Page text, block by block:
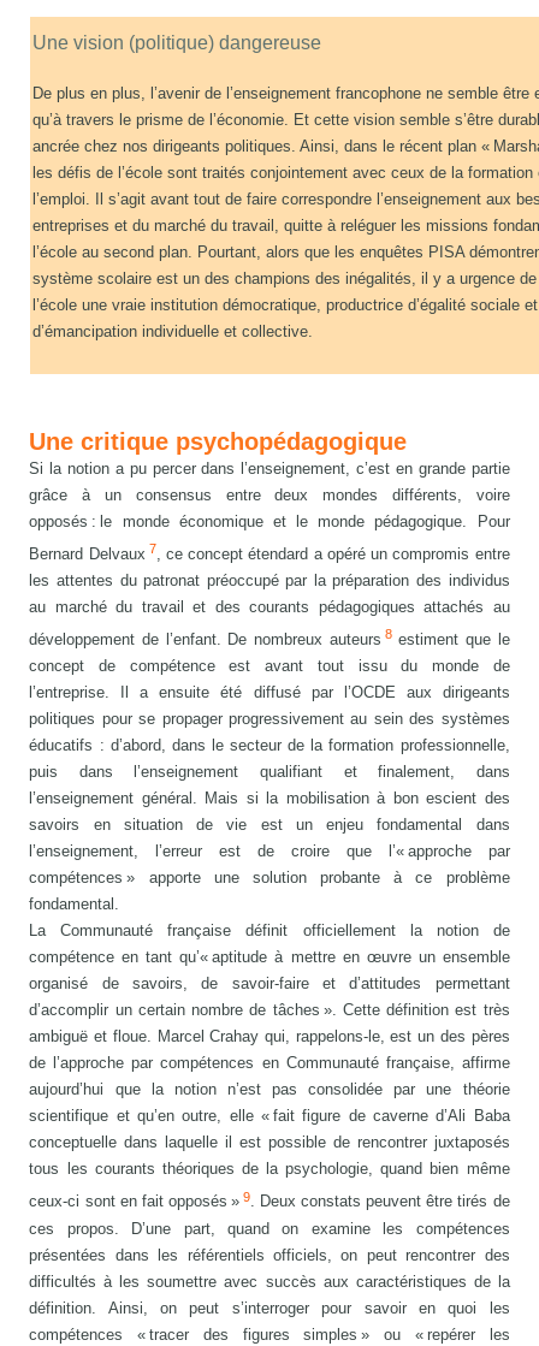
Une vision (politique) dangereuse
De plus en plus, l’avenir de l’enseignement francophone ne semble être
qu’à travers le prisme de l’économie. Et cette vision semble s’être
ancrée chez nos dirigeants politiques. Ainsi, dans le récent plan «
les défis de l’école sont traités conjointement avec ceux de la formation
l’emploi. Il s’agit avant tout de faire correspondre l’enseignement aux
entreprises et du marché du travail, quitte à reléguer les missions
l’école au second plan. Pourtant, alors que les enquêtes PISA
système scolaire est un des champions des inégalités, il y a urgence
l’école une vraie institution démocratique, productrice d’égalité sociale et
d’émancipation individuelle et collective.
Une critique psychopédagogique
Si la notion a pu percer dans l’enseignement, c’est en grande partie
grâce à un consensus entre deux mondes différents, voire
opposés : le monde économique et le monde pédagogique. Pour
Bernard Delvaux 7, ce concept étendard a opéré un compromis entre
les attentes du patronat préoccupé par la préparation des individus
au marché du travail et des courants pédagogiques attachés au
développement de l’enfant. De nombreux auteurs 8estiment que le
concept de compétence est avant tout issu du monde de
l’entreprise. Il a ensuite été diffusé par l’OCDE aux dirigeants
politiques pour se propager progressivement au sein des systèmes
éducatifs : d’abord, dans le secteur de la formation professionnelle,
puis dans l’enseignement qualifiant et finalement, dans
l’enseignement général. Mais si la mobilisation à bon escient des
savoirs en situation de vie est un enjeu fondamental dans
l’enseignement, l’erreur est de croire que l’« approche par
compétences » apporte une solution probante à ce problème
fondamental.
La Communauté française définit officiellement la notion de
compétence en tant qu’« aptitude à mettre en œuvre un ensemble
organisé de savoirs, de savoir-faire et d’attitudes permettant
d’accomplir un certain nombre de tâches ». Cette définition est très
ambiguë et floue. Marcel Crahay qui, rappelons-le, est un des pères
de l’approche par compétences en Communauté française, affirme
aujourd’hui que la notion n’est pas consolidée par une théorie
scientifique et qu’en outre, elle « fait figure de caverne d’Ali Baba
conceptuelle dans laquelle il est possible de rencontrer juxtaposés
tous les courants théoriques de la psychologie, quand bien même
ceux-ci sont en fait opposés » 9. Deux constats peuvent être tirés de
ces propos. D’une part, quand on examine les compétences
présentées dans les référentiels officiels, on peut rencontrer des
difficultés à les soumettre avec succès aux caractéristiques de la
définition. Ainsi, on peut s’interroger pour savoir en quoi les
compétences « tracer des figures simples » ou « repérer les